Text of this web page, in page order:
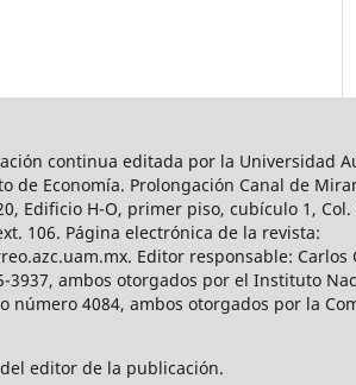
continua editada por la Universidad
Economía. Prolongación Canal de
Edificio H-O, primer piso, cubículo 1,
106. Página electrónica de la revista:
Editor responsable: Carlos
3937, ambos otorgados por el Instituto
4084, ambos otorgados por la
editor de la publicación.